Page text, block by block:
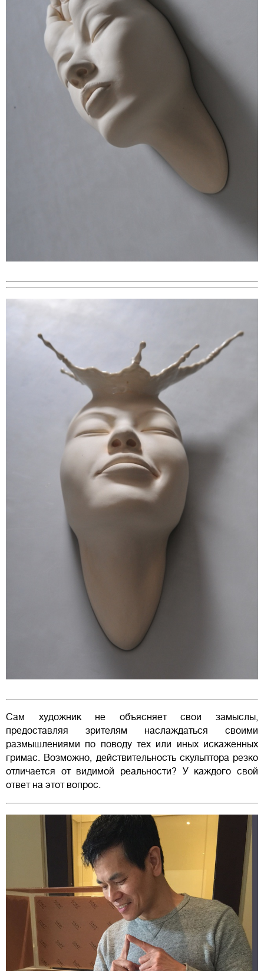
Сам художник не объясняет свои замыслы,
предоставляя зрителям наслаждаться своими
размышлениями по поводу тех или иных искаженных
гримас. Возможно, действительность скульптора резко
отличается от видимой реальности? У каждого свой
ответ на этот вопрос.